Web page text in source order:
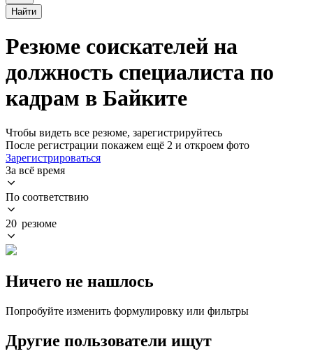
Найти
Резюме соискателей на
должность специалиста по
кадрам в Байките
Чтобы видеть все резюме, зарегистрируйтесь
После регистрации покажем ещё 2 и откроем фото
Зарегистрироваться
За всё время
По соответствию
20 резюме
Ничего не нашлось
Попробуйте изменить формулировку или фильтры
Другие пользователи ищут